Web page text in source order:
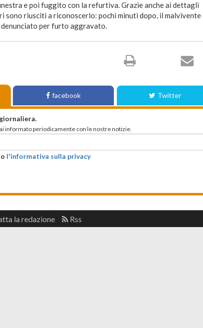
e poi fuggito con la refurtiva. Grazie anche ai dettagli
sono riusciti a riconoscerlo: pochi minuti dopo, il malvivente
per furto aggravato.
facebook Twitter
informato periodicamente con le nostre notizie.
l'informativa sulla privacy
la redazione Rss